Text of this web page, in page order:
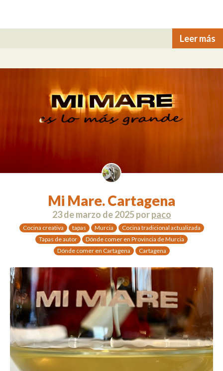
Leer más
Mi Mare. Cartagena
23 de marzo de 2025porpaco
Cocina creativa tapas Murcia
Cocina tradicional actualizada
Tapas de autor
Dónde comer en Provincia de Murcia
Dónde comer en Cartagena
Cartagena